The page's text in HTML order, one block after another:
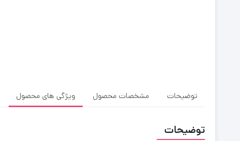
توضیحات مشخصات محصول ویژگی های محصول
توضیحات